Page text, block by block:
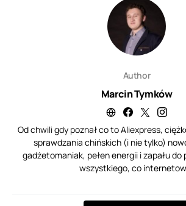
Author
Marcin Tymków
Od chwili gdy poznał co to Aliexpress,
sprawdzania chińskich (i nie tylko)
gadżetomaniak, pełen energii i zapału do
wszystkiego, co